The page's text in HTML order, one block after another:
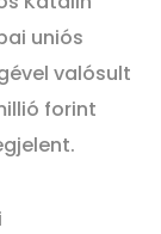
uniós
valósult
forint